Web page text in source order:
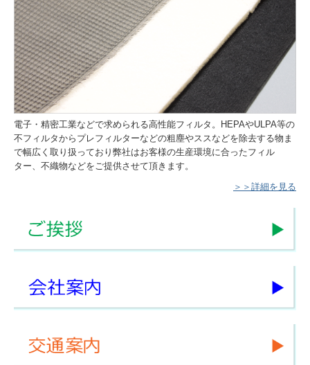
電子・精密工業などで求められる高性能フィルタ。HEPAやULPA等の
不フィルタからプレフィルターなどの粗塵やススなどを除去する物ま
で幅広く取り扱っており弊社はお客様の生産環境に合ったフィル
ター、不織物などをご提供させて頂きます。
＞＞詳細を見る